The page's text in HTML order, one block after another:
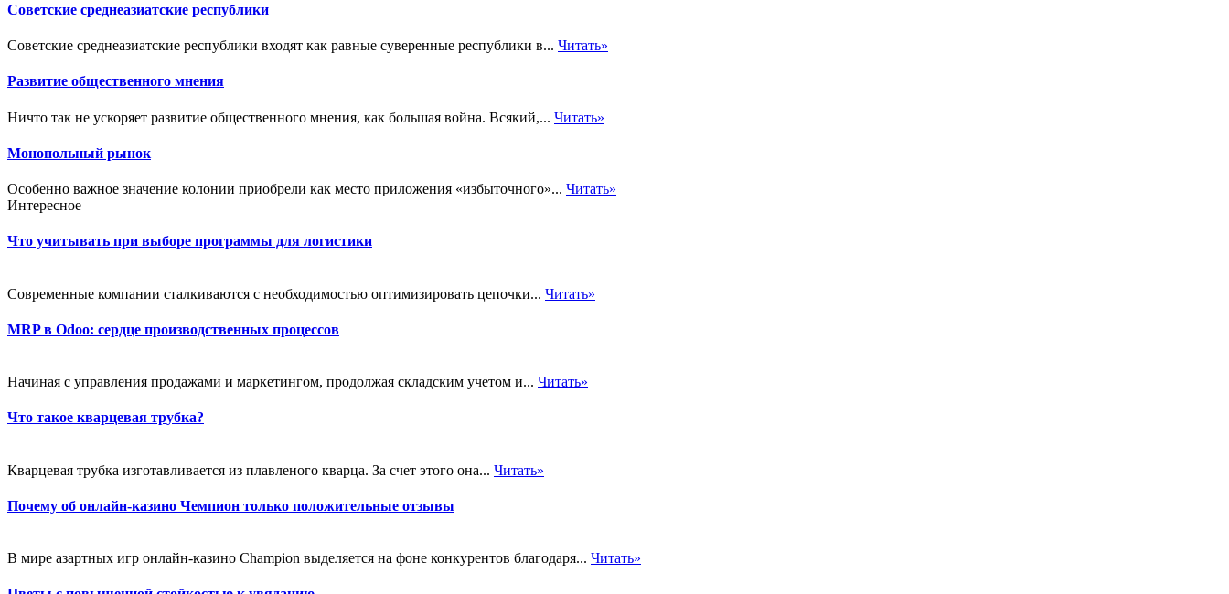
Советские среднеазиатские республики
Советские среднеазиатские республики входят как равные суверенные республики в... Читать»
Развитие общественного мнения
Ничто так не ускоряет развитие общественного мнения, как большая война. Всякий,... Читать»
Монопольный рынок
Особенно важное значение колонии приобрели как место приложения «избыточного»... Читать»
Интересное
Что учитывать при выборе программы для логистики
Современные компании сталкиваются с необходимостью оптимизировать цепочки... Читать»
MRP в Odoo: сердце производственных процессов
Начиная с управления продажами и маркетингом, продолжая складским учетом и... Читать»
Что такое кварцевая трубка?
Кварцевая трубка изготавливается из плавленого кварца. За счет этого она... Читать»
Почему об онлайн-казино Чемпион только положительные отзывы
В мире азартных игр онлайн-казино Champion выделяется на фоне конкурентов благодаря... Читать»